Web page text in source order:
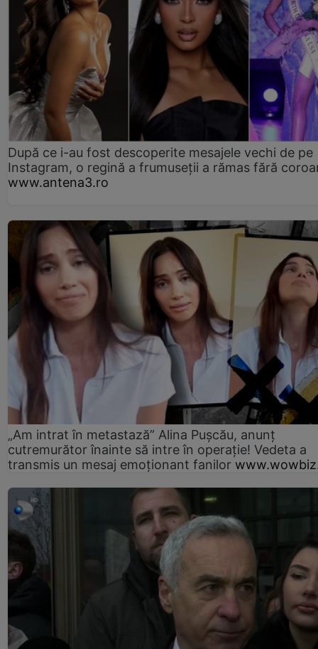
După ce i-au fost descoperite mesajele vechi de pe
Instagram, o regină a frumuseții a rămas fără
www.antena3.ro
„Am intrat în metastază” Alina Pușcău, anunț
cutremurător înainte să intre în operație! Vedeta a
transmis un mesaj emoționant fanilor